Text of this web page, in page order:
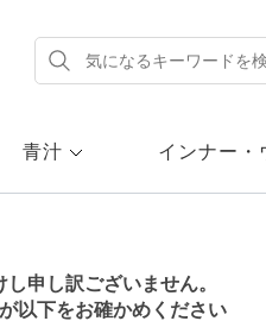
青汁 インナー・
し申し訳ございません。
以下をお確かめください